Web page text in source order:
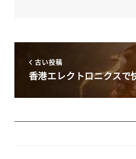
古い投稿
香港エレクトロニクスで